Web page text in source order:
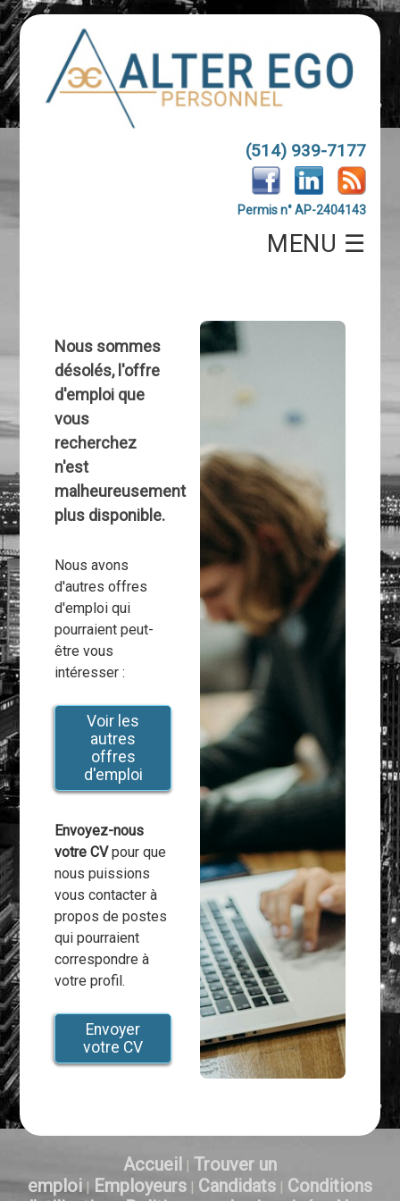
(514) 939-7177
Permis n° AP-2404143
MENU ☰
Nous sommes
désolés, l'offre
d'emploi que
vous
recherchez
n'est
malheureusement
plus disponible.
Nous avons
d'autres offres
d'emploi qui
pourraient peut-
être vous
intéresser :
Voir les
autres
offres
d'emploi
Envoyez-nous
votre CVpour que
nous puissions
vous contacter à
propos de postes
qui pourraient
correspondre à
votre profil.
Envoyer
votre CV
Accueil | Trouver un
emploi| Employeurs | Candidats | Conditions